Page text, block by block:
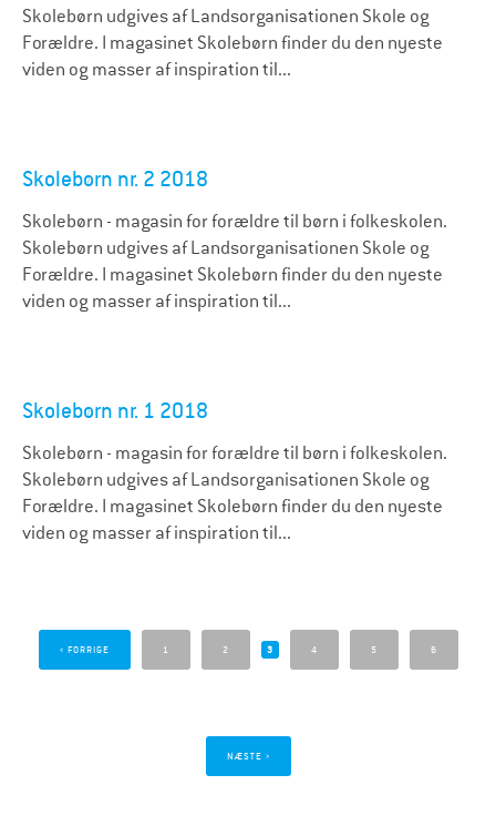
Skolebørn udgives af Landsorganisationen Skole og
Forældre. I magasinet Skolebørn finder du den nyeste
viden og masser af inspiration til...
Skolebørn nr. 2 2018
Skolebørn - magasin for forældre til børn i folkeskolen.
Skolebørn udgives af Landsorganisationen Skole og
Forældre. I magasinet Skolebørn finder du den nyeste
viden og masser af inspiration til...
Skolebørn nr. 1 2018
Skolebørn - magasin for forældre til børn i folkeskolen.
Skolebørn udgives af Landsorganisationen Skole og
Forældre. I magasinet Skolebørn finder du den nyeste
viden og masser af inspiration til...
‹ FORRIGE 1 2 3 4 5 6
NÆSTE ›